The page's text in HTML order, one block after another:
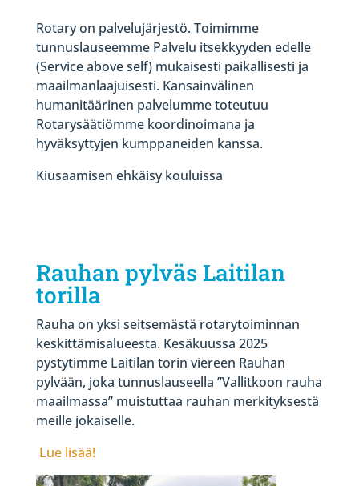
Rotary on palvelujärjestö. Toimimme
tunnuslauseemme Palvelu itsekkyyden edelle
(Service above self) mukaisesti paikallisesti ja
maailmanlaajuisesti. Kansainvälinen
humanitäärinen palvelumme toteutuu
Rotarysäätiömme koordinoimana ja
hyväksyttyjen kumppaneiden kanssa.
Kiusaamisen ehkäisy kouluissa
Rauhan pylväs Laitilan
torilla
Rauha on yksi seitsemästä rotarytoiminnan
keskittämisalueesta. Kesäkuussa 2025
pystytimme Laitilan torin viereen Rauhan
pylvään, joka tunnuslauseella ”Vallitkoon rauha
maailmassa” muistuttaa rauhan merkityksestä
meille jokaiselle.
Lue lisää!